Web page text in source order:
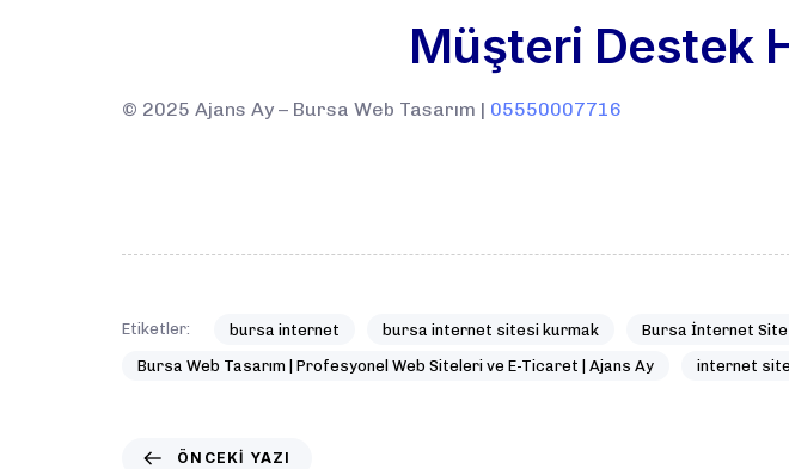
Müşteri Destek
© 2025 Ajans Ay – Bursa Web Tasarım | 05550007716
Etiketler: bursa internet bursa internet sitesi kurmak Bursa İnternet
Bursa Web Tasarım | Profesyonel Web Siteleri ve E-Ticaret | Ajans Ay internet
ÖNCEKI YAZI